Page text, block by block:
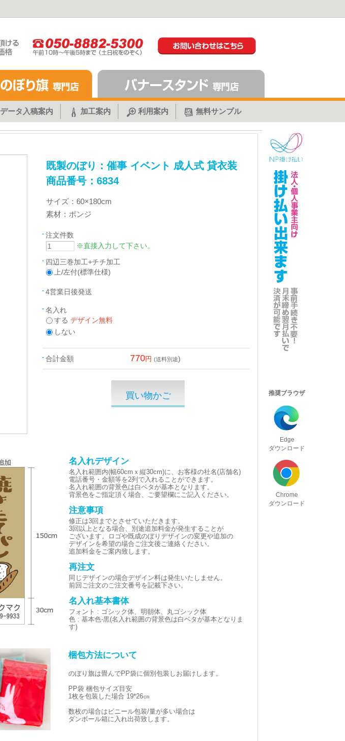
データ入稿案内 加工案内 利用案内 無料サンプル
推奨ブラウザ
Edge
ダウンロード
Chrome
ダウンロード
既製のぼり：催事 イベント 成人式 貸衣装
商品番号：6834
サイズ：60×180cm
素材：ポンジ
注文件数
※直接入力して下さい。
四辺三巻加工+チチ加工
上/左付(標準仕様)
4営業日後発送
名入れ
する デザイン無料
しない
合計金額 770 (送料別途)
名入れデザイン
名入れ範囲内(幅60cmｘ縦30cm)に、お客様の社名(店舗名)
電話番号・金額等を2列で入れることができます。
名入れ範囲の背景色は白ベタが基本となります。
背景色をご指定頂く場合、ご要望欄にご記入ください。
注意事項
修正は3回までとさせていただきます。
3回以上となる場合、別途追加料金が発生することが
ございます。ロゴや既成のぼりデザインの変更や追加の
デザインを希望の場合ご注文後ご連絡ください。
追加料金をご案内致します。
再注文
同じデザインの場合デザイン料は発生いたしません。
前回ご注文のご注文番号を記載下さい。
名入れ基本書体
フォント : ゴシック体、明朝体、丸ゴシック体
色 : 基本色-黒(名入れ範囲の背景色は白ベタが基本となりま
す)
梱包方法について
のぼり旗は畳んでPP袋に個別包装しお届けします。
PP袋 梱包サイズ目安
1枚を包装した場合 19*26㎝
数枚の場合はビニール包装/量が多い場合は
ダンボール箱に入れ出荷致します。